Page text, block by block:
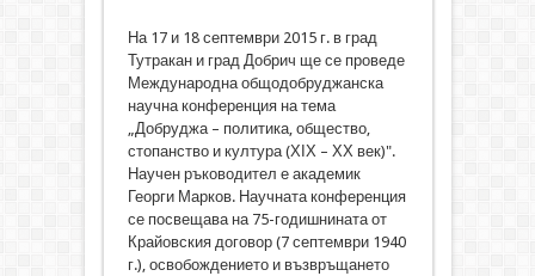
На 17 и 18 септември 2015 г. в град
Тутракан и град Добрич ще се проведе
Международна общодобруджанска
научна конференция на тема
„Добруджа – политика, общество,
стопанство и култура (ХІХ – ХХ век)".
Научен ръководител е академик
Георги Марков. Научната конференция
се посвещава на 75-годишнината от
Крайовския договор (7 септември 1940
г.), освобождението и възвръщането